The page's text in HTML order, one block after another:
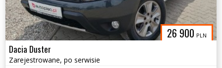
26 900 PLN
Dacia Duster
Zarejestrowane, po serwisie